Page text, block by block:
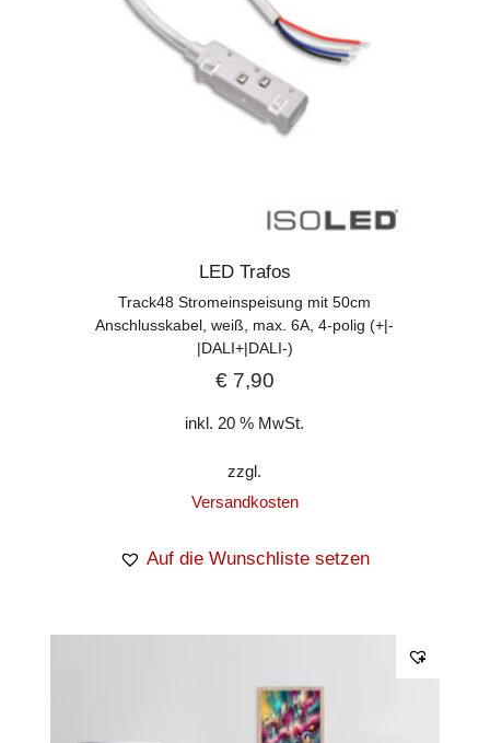
LED Trafos
Track48 Stromeinspeisung mit 50cm
Anschlusskabel, weiß, max. 6A, 4-polig (+|-
|DALI+|DALI-)
€7,90
inkl. 20 % MwSt.
zzgl.
Versandkosten
Auf die Wunschliste setzen